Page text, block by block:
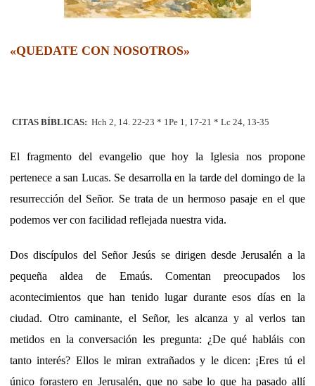
«QUEDATE CON NOSOTROS»
CITAS BÍBLICAS: Hch 2, 14. 22-23 * 1Pe 1, 17-21 * Lc 24, 13-35
El fragmento del evangelio que hoy la Iglesia nos propone
pertenece a san Lucas. Se desarrolla en la tarde del domingo de la
resurrección del Señor. Se trata de un hermoso pasaje en el que
podemos ver con facilidad reflejada nuestra vida.
Dos discípulos del Señor Jesús se dirigen desde Jerusalén a la
pequeña aldea de Emaús. Comentan preocupados los
acontecimientos que han tenido lugar durante esos días en la
ciudad. Otro caminante, el Señor, les alcanza y al verlos tan
metidos en la conversación les pregunta: ¿De qué habláis con
tanto interés? Ellos le miran extrañados y le dicen: ¡Eres tú el
único forastero en Jerusalén, que no sabe lo que ha pasado allí